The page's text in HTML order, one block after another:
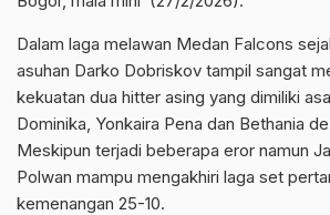
Dalam laga melawan Medan Falcons
asuhan Darko Dobriskov tampil sangat
kekuatan dua hitter asing yang dimiliki
Dominika, Yonkaira Pena dan Bethania
Meskipun terjadi beberapa eror namun
Polwan mampu mengakhiri laga set
kemenangan 25-10.